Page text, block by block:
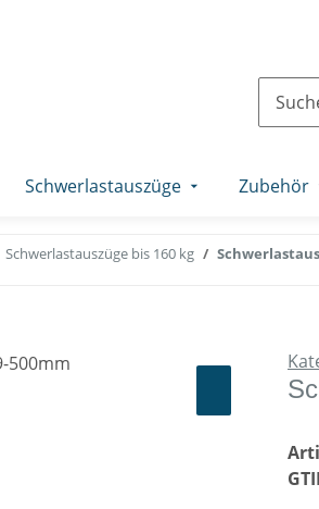
Schwerlastauszüge Zubehör
Schwerlastauszüge bis 160 kg